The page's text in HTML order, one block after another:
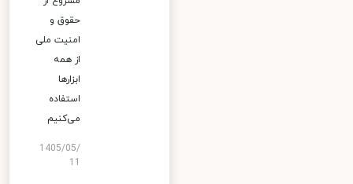
حقوق و
امنیت ملی
از همه
ابزارها
استفاده
می‌کنیم
1405/05/